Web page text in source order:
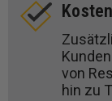
von
hin zu